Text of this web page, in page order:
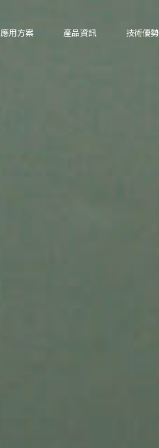
應用方案 產品資訊 技術優勢